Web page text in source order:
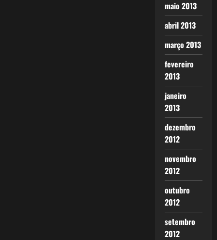
maio 2013
abril 2013
março 2013
fevereiro
2013
janeiro
2013
dezembro
2012
novembro
2012
outubro
2012
setembro
2012